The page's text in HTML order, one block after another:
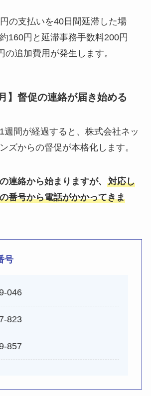
の支払いを40日間延滞した場
160円と延滞事務手数料200円
の追加費用が発生します。
】督促の連絡が届き始める
週間が経過すると、株式会社ネッ
ズからの督促が本格化します。
連絡から始まりますが、 対応し
番号から電話がかかってきま
号
046
823
857